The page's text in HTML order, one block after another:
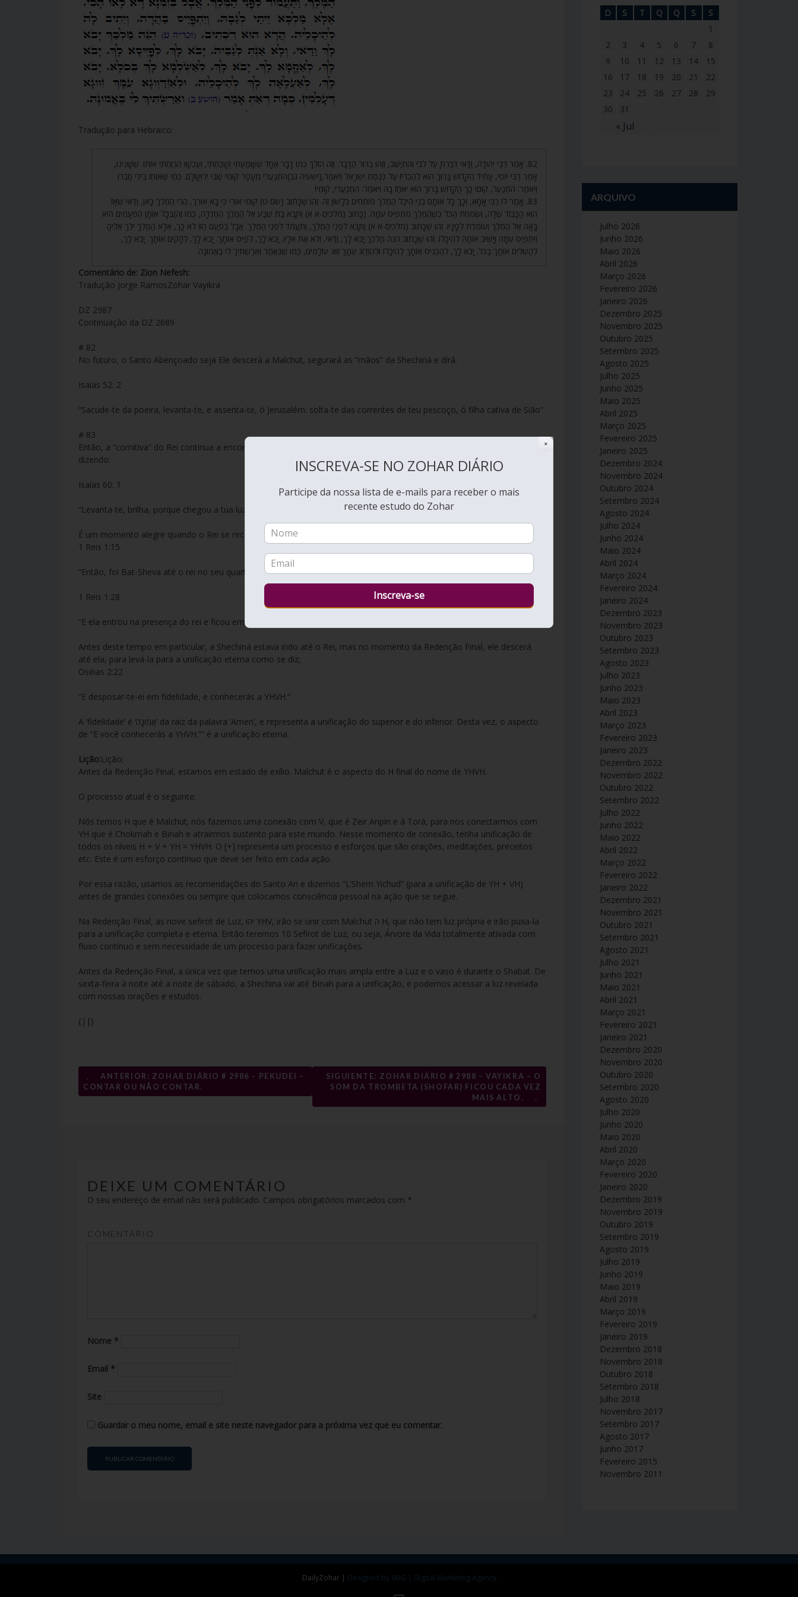
Tradução para Hebraico:
82. אָמַר רַבִּי יְהוּדָה, וַדַּאי דִּבַּרְתָּ עַל לִבִּי וְהִתְיַשֵּׁב, וְזֶהוּ בֵּרוּר הַדָּבָר. וְזֶה הוֹלֵךְ כְּמוֹ דָבָר אֶחָד שֶׁשָּׁמַעְתִּי וְשָׁכַחְתִּי, וְעַכְשָׁו הִרְוַחְתִּי אוֹתוֹ. שֶׁשָּׁנִינוּ,
אָמַר רַבִּי יוֹסֵי, עָתִיד הַקָּדוֹשׁ בָּרוּךְ הוּא לְהַכְרִיז עַל כְּנֶסֶת יִשְׂרָאֵל וְיֹאמַר,(ישעיה נב)הִתְנַעֲרִי מֵעָפָר קוּמִי שְׁבִי יְרוּשָׁלִָם. כְּמִי שֶׁאוֹחֵז בִּידֵי חֲבֵרוֹ
וְיֹאמַר: הִתְנַעֵר, קוּם! כָּךְ הַקָּדוֹשׁ בָּרוּךְ הוּא יֹאחַז בָּהּ וְיֹאמַר: הִתְנַעֲרִי, קוּמִי!
83. אָמַר לוֹ רַבִּי אָחָא, וְכָךְ כָּל אוֹתָם בְּנֵי הֵיכַל הַמֶּלֶךְ פּוֹתְחִים בְּלָשׁוֹן זֶה. זֶהוּ שֶׁכָּתוּב (שם ט) קוּמִי אוֹרִי כִּי בָא אוֹרֵךְ, הֲרֵי הַמֶּלֶךְ כָּאן, וַדַּאי שֶׁאָז
הוּא הַכָּבוֹד שֶׁלָּהּ, וְשִׂמְחַת הַכֹּל כְּשֶׁהַמֶּלֶךְ מִתְפַּיֵּס עִמָּהּ. (כָּתוּב (מלכים-א א) וַתָּבֹא בַת שֶׁבַע אֶל הַמֶּלֶךְ הַחַדְרָה, כְּמוֹ זֶה)בְּכָל אוֹתָן הַפְּעָמִים הִיא
בָּאָה אֶל הַמֶּלֶךְ וְעוֹמֶדֶת לְפָנָיו. זֶהוּ שֶׁכָּתוּב (מלכים-א א) וַתָּבֹא לִפְנֵי הַמֶּלֶךְ, וַתַּעֲמֹד לִפְנֵי הַמֶּלֶךְ. אֲבָל בַּפַּעַם הַזּוֹ לֹא כָּךְ, אֶלָּא הַמֶּלֶךְ יֵלֵךְ אֵלֶיהָ
וְיִתְפַּיֵּס עִמָּהּ וְיָשִׁיב אוֹתָהּ לְהֵיכָלוֹ. זֶהוּ שֶׁכָּתוּב הִנֵּה מַלְכֵּךְ יָבֹא לָךְ, וַדַּאי, וְלֹא אַתְּ אֵלָיו. יָבֹא לָךְ, לְפַיֵּס אוֹתָךְ. יָבֹא לָךְ, לְהָקִים אוֹתָךְ. יָבֹא לָךְ,
לְהַשְׁלִים אוֹתָךְ בַּכֹּל. יָבֹא לָךְ, לְהַכְנִיס אוֹתָךְ לְהֵיכָלוֹ וּלְהִזְדַּוֵּג עִמָּךְ זִוּוּג עוֹלָמִים, כְּמוֹ שֶׁנֶּאֱמַר וְאֵרַשְׂתִּיךְ לִי בֶּאֱמוּנָה.
Comentário de: Zion Nefesh:
Tradução Jorge RamosZohar Vayikra
DZ 2987
Continuação da DZ 2689
# 82
No futuro, o Santo Abençoado seja Ele descerá a Malchut, segurará as “mãos” da Shechiná e dirá.
Isaías 52: 2
“Sacude-te da poeira, levanta-te, e assenta-te, ó Jerusalém: solta-te das correntes de teu pescoço, ó filha cativa de Sião”.
# 83
Então, a “comitiva” do Rei continua a encorajar a Shechiná a se levantar e aceitar a honra que lhe foi dada pelo rei,
dizendo:
Isaías 60: 1
“Levanta-te, brilha, porque chegou a tua luz, e a glória de YHVH nasceu sobre ti”.
É um momento alegre quando o Rei se reconcilia com a rainha.
1 Reis 1:15
“Então, foi Bat-Sheva até o rei no seu quarto.”
1 Reis 1:28
“E ela entrou na presença do rei e ficou em pé diante do rei.”
Antes deste tempo em particular, a Shechiná estava indo até o Rei, mas no momento da Redenção Final, ele descerá
até ela, para levá-la para a unificação eterna como se diz;
Oséias 2:22
“E desposar-te-ei em fidelidade, e conhecerás a YHVH.”
A ‘fidelidade’ é ‘אֱמוּנָה’ da raiz da palavra ‘Amen’, e representa a unificação do superior e do inferior. Desta vez, o aspecto
de “E você conhecerás a YHVH.”” é a unificação eterna.
Lição:Lição;
Antes da Redenção Final, estamos em estado de exílio. Malchut é o aspecto do H final do nome de YHVH.
O processo atual é o seguinte;
Nós temos H que é Malchut; nós fazemos uma conexão com V, que é Zeir Anpin e á Torá, para nos conectarmos com
YH que é Chokmah e Binah e atrairmos sustento para este mundo. Nesse momento de conexão, tenha unificação de
todos os níveis H + V + YH = YHVH. O [+] representa um processo e esforços que são orações, meditações, preceitos
etc. Este é um esforço contínuo que deve ser feito em cada ação.
Por essa razão, usamos as recomendações do Santo Ari e dizemos “L’Shem Yichud” (para a unificação de YH + VH)
antes de grandes conexões ou sempre que colocamos consciência pessoal na ação que se segue.
Na Redenção Final, as nove sefirot de Luz, יהו YHV, irão se unir com Malchut ה H, que não tem luz própria e irão puxa-la
para a unificação completa e eterna. Então teremos 10 Sefirot de Luz, ou seja, Árvore da Vida totalmente ativada com
fluxo contínuo e sem necessidade de um processo para fazer unificações.
Antes da Redenção Final, a única vez que temos uma unificação mais ampla entre a Luz e o vaso é durante o Shabat. De
sexta-feira à noite até a noite de sábado, a Shechina vai até Binah para a unificação, e podemos acessar a luz revelada
com nossas orações e estudos.
{||}
Navegação
←
ANTERIOR: ZOHAR DIÁRIO # 2986 – PEKUDEI –
CONTAR OU NÃO CONTAR.
SIGUIENTE: ZOHAR DIÁRIO # 2988 – VAYIKRA – O
SOM DA TROMBETA (SHOFAR) FICOU CADA VEZ
MAIS ALTO.
→
DEIXE UM COMENTÁRIO
O seu endereço de email não será publicado. Campos obrigatórios marcados com *
COMENTÁRIO
Nome *
Email *
Site
Guardar o meu nome, email e site neste navegador para a próxima vez que eu comentar.
D S T Q Q S S
« Jul
1
2
3 4 5 6 7
8
9
10 11 12 13 14
15
16
17 18 19 20 21
22
23
24 25 26 27 28
29
30
31
ARQUIVO
Julho 2026
Junho 2026
Maio 2026
Abril 2026
Março 2026
Fevereiro 2026
Janeiro 2026
Dezembro 2025
Novembro 2025
Outubro 2025
Setembro 2025
Agosto 2025
Julho 2025
Junho 2025
Maio 2025
Abril 2025
Março 2025
Fevereiro 2025
Janeiro 2025
Dezembro 2024
Novembro 2024
Outubro 2024
Setembro 2024
Agosto 2024
Julho 2024
Junho 2024
Maio 2024
Abril 2024
Março 2024
Fevereiro 2024
Janeiro 2024
Dezembro 2023
Novembro 2023
Outubro 2023
Setembro 2023
Agosto 2023
Julho 2023
Junho 2023
Maio 2023
Abril 2023
Março 2023
Fevereiro 2023
Janeiro 2023
Dezembro 2022
Novembro 2022
Outubro 2022
Setembro 2022
Julho 2022
Junho 2022
Maio 2022
Abril 2022
Março 2022
Fevereiro 2022
Janeiro 2022
Dezembro 2021
Novembro 2021
Outubro 2021
Setembro 2021
Agosto 2021
Julho 2021
Junho 2021
Maio 2021
Abril 2021
Março 2021
Fevereiro 2021
Janeiro 2021
Dezembro 2020
Novembro 2020
Outubro 2020
Setembro 2020
Agosto 2020
Julho 2020
Junho 2020
Maio 2020
Abril 2020
Março 2020
Fevereiro 2020
Janeiro 2020
Dezembro 2019
Novembro 2019
Outubro 2019
Setembro 2019
Agosto 2019
Julho 2019
Junho 2019
Maio 2019
Abril 2019
Março 2019
Fevereiro 2019
Janeiro 2019
Dezembro 2018
Novembro 2018
Outubro 2018
Setembro 2018
Julho 2018
Novembro 2017
Setembro 2017
Agosto 2017
Junho 2017
Fevereiro 2015
Novembro 2011
DailyZohar | Designed by SMG | Digital Marketing Agency
✕
INSCREVA-SE NO ZOHAR DIÁRIO
Participe da nossa lista de e-mails para receber o mais
recente estudo do Zohar